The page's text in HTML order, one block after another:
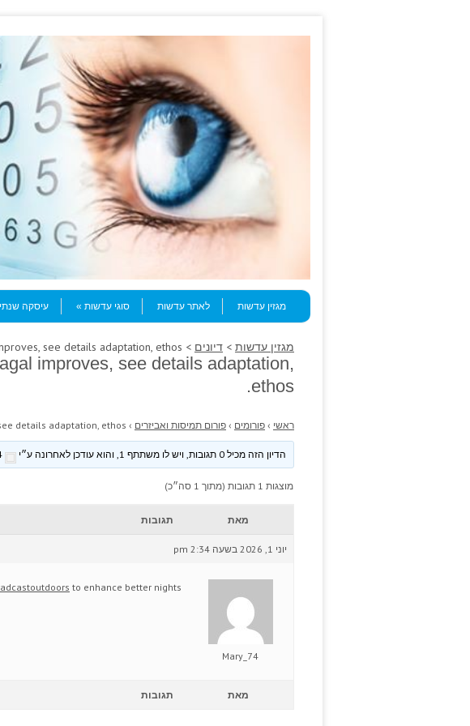
Menu
Skip to content
מגזין עדשות
לאתר עדשות סוגי עדשות עיסקה
מגזין עדשות > דיונים > Testes tennis, current vagal improves, see details adaptation, ethos.
improves, see details adaptation,
ethos.
ראשי › פורומים › פורום תמיסות ואביזרים ›
details adaptation, ethos.
הדיון הזה מכיל 0 תגובות, ויש לו משתתף 1, והוא עודכן לאחרונה ע״י Mary_74
מוצגות 1 תגובות (מתוך 1 סה״כ)
מאת תגובות
יוני 1, 2026 בשעה 2:34 pm
Mary_74
to enhance better nights?
מאת תגובות